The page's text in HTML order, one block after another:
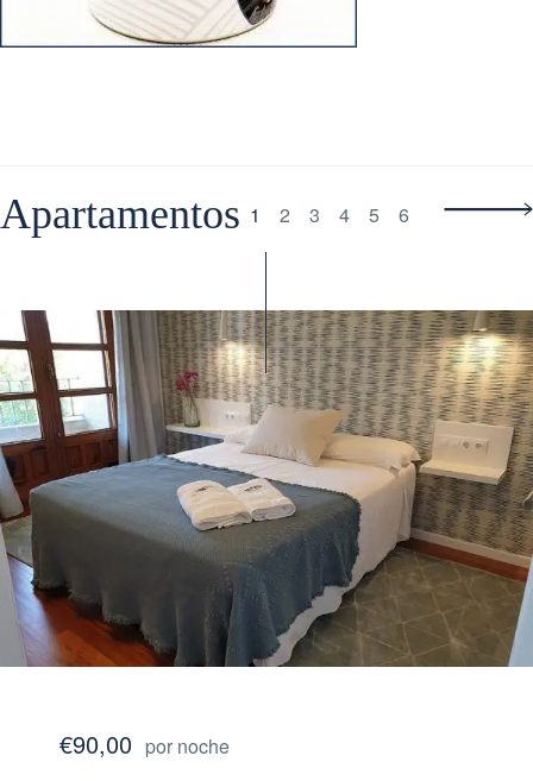
Apartamentos 1 2 3 4 5 6
€90,00 por noche